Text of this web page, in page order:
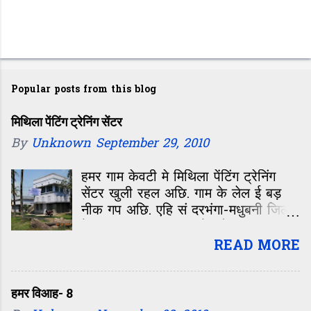
Popular posts from this blog
मिथिला पेंटिंग ट्रेनिंग सेंटर
By Unknown September 29, 2010
हमर गाम केवटी मे मिथिला पेंटिंग ट्रेनिंग
सेंटर खुली रहल अछि. गाम के लेल ई बड़
नीक गप अछि. एहि सं दरभंगा-मधुबनी जिला
उठा सकय छथिन्ह. किएक त हमर गाम
केवटी द क दरभंगा सं नेपालक सीमा
READ MORE
हमर विआह- 8